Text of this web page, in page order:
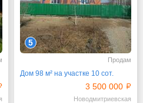
5
Продам
Дом 98 м² на участке 10 сот.
3 500 000
Новодмитриевская